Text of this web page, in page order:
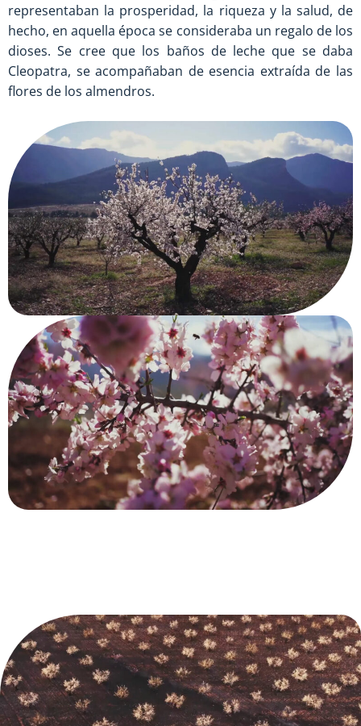
representaban la prosperidad, la riqueza y la salud, de
hecho, en aquella época se consideraba un regalo de los
dioses. Se cree que los baños de leche que se daba
Cleopatra, se acompañaban de esencia extraída de las
flores de los almendros.